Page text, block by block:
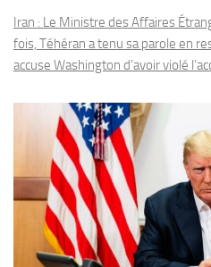
Iran : Le Ministre des Affaires
fois, Téhéran a tenu sa parole en
accuse Washington d’avoir violé